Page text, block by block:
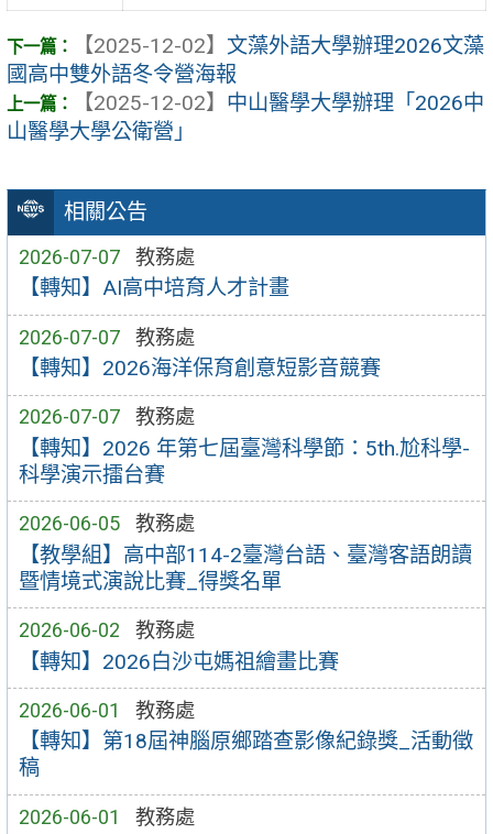
相關公告
2026-07-07 教務處
【轉知】AI高中培育人才計畫
2026-07-07 教務處
【轉知】2026海洋保育創意短影音競賽
2026-07-07 教務處
【轉知】2026 年第七屆臺灣科學節：5th.尬科學-
科學演示擂台賽
2026-06-05 教務處
【教學組】高中部114-2臺灣台語、臺灣客語朗讀
暨情境式演說比賽_得獎名單
2026-06-02 教務處
【轉知】2026白沙屯媽祖繪畫比賽
2026-06-01 教務處
【轉知】第18屆神腦原鄉踏查影像紀錄獎_活動徵
稿
2026-06-01 教務處
【2025-12-02】 文藻外語大學辦理2026文藻
國高中雙外語冬令營海報
【2025-12-02】 中山醫學大學辦理「2026中
山醫學大學公衛營」